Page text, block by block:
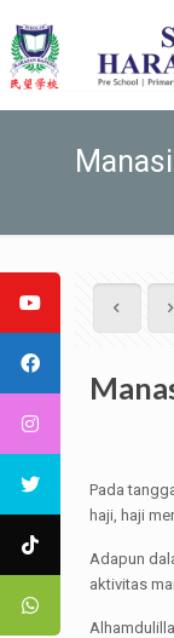
Pada
haji, haji
Adapun
aktivitas